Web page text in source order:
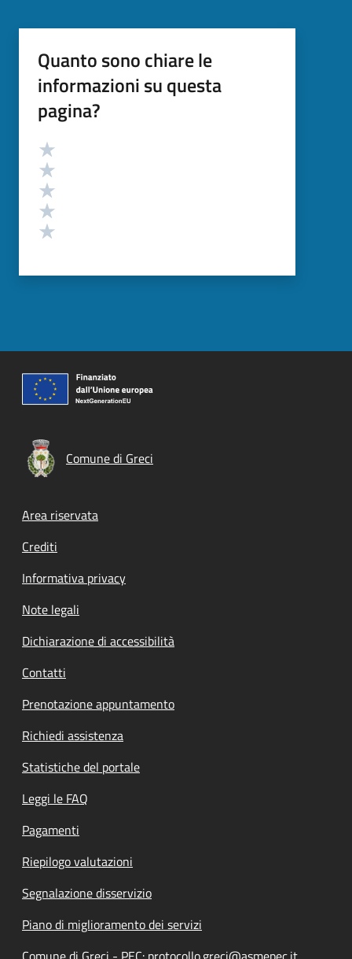
Quanto sono chiare le
informazioni su questa
pagina?
Valutazione
Comune di Greci
Footer menu
Area riservata
Crediti
Informativa privacy
Note legali
Dichiarazione di accessibilità
Contatti
Prenotazione appuntamento
Richiedi assistenza
Statistiche del portale
Leggi le FAQ
Pagamenti
Riepilogo valutazioni
Segnalazione disservizio
Piano di miglioramento dei servizi